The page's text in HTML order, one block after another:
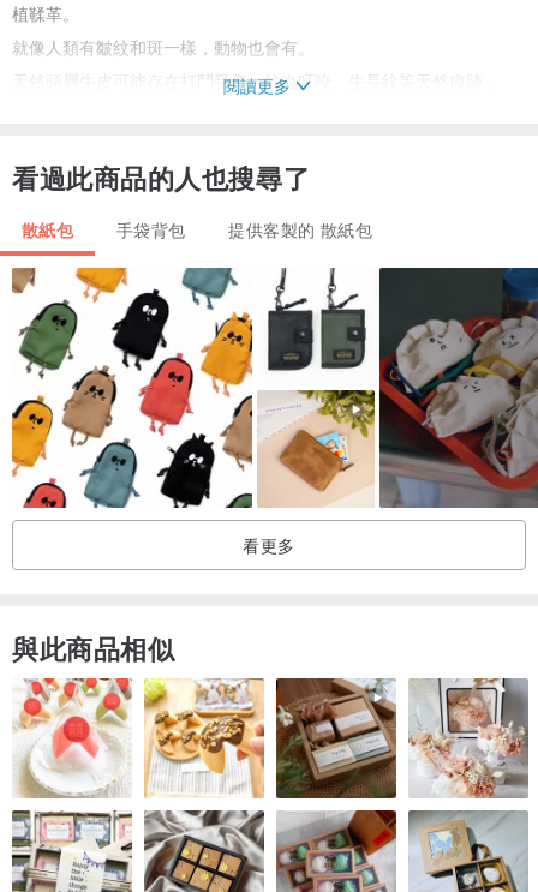
植鞣革。
就像人類有皺紋和斑一樣，動物也會有。
天然頭層牛皮可能存在打鬥受傷、蚊蟲叮咬、生長紋等天然痕跡，
若想指定生長紋多的部分，也歡迎告知。
手工裁切存在尺寸誤差，圖像亦存在色差，請將這些因素納入考量再
下標哦！
【客製】
刻字 英文/ 數字
※刻字內容為逐字壓印，可能有小落差；工商送禮可客製為您訂做專屬
銅模方便量產。
處自然乾；
不可曝曬，曝曬會使皮革內油脂迅速消失，減少皮革的壽命。
定期的除塵保養，可使皮件歷久彌新。
收納於通風良好處。
產地/製造方式
產地台灣 手工製作
閱讀更多
看過此商品的人也搜尋了
散紙包 手袋背包 提供客製的 散紙包
看更多
與此商品相似